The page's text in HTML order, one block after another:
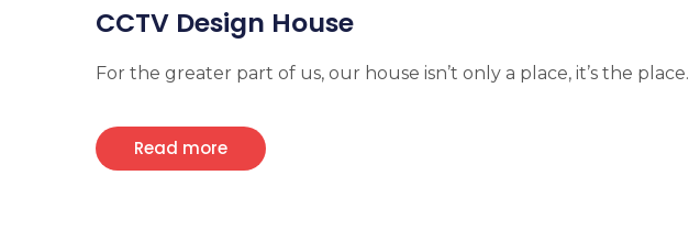
CCTV Design House
For the greater part of us, our house isn’t only a place, it’s the place.
Read more